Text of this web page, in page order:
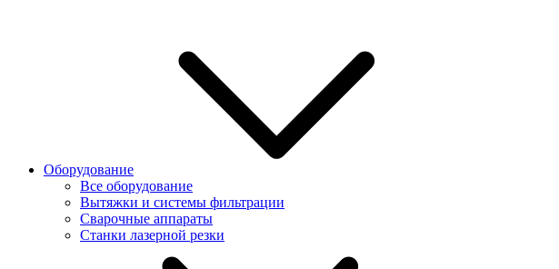
Оборудование
Все оборудование
Вытяжки и системы фильтрации
Сварочные аппараты
Станки лазерной резки